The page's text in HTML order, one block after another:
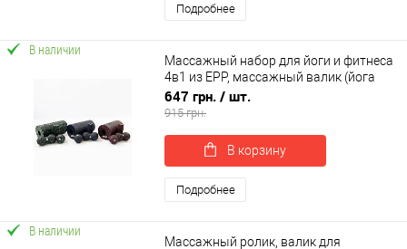
Подробнее
В наличии
Массажный набор для йоги и фитнеса
4в1 из EPP, массажный валик (йога
ролл)+массажный мяч МФР OSPORT
(OF-0282)
647 грн. / шт.
915 грн.
В корзину
Подробнее
В наличии
Массажный ролик, валик для